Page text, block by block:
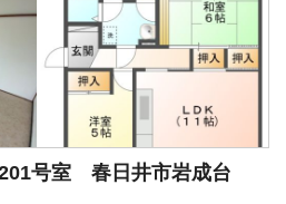
号室 春日井市岩成台